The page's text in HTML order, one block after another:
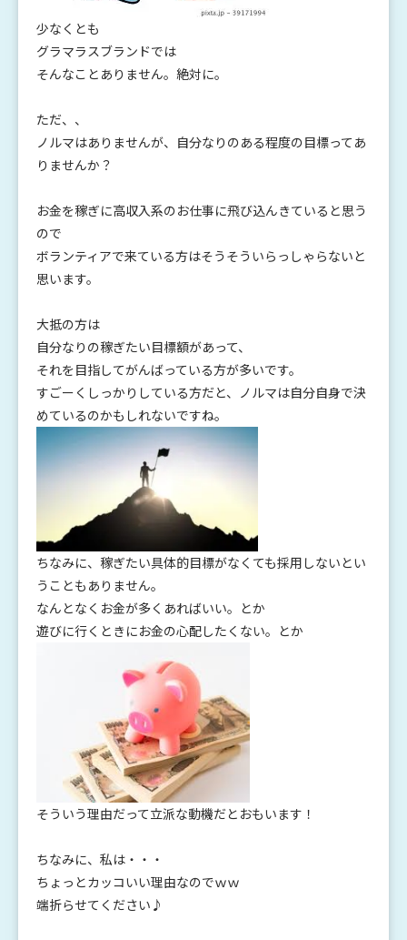
少なくとも
グラマラスブランドでは
そんなことありません。絶対に。
ただ、、
ノルマはありませんが、自分なりのある程度の目標ってあ
りませんか？
お金を稼ぎに高収入系のお仕事に飛び込んきていると思う
ので
ボランティアで来ている方はそうそういらっしゃらないと
思います。
大抵の方は
自分なりの稼ぎたい目標額があって、
それを目指してがんばっている方が多いです。
すごーくしっかりしている方だと、ノルマは自分自身で決
めているのかもしれないですね。
ちなみに、稼ぎたい具体的目標がなくても採用しないとい
うこともありません。
なんとなくお金が多くあればいい。とか
遊びに行くときにお金の心配したくない。とか
そういう理由だって立派な動機だとおもいます！
ちなみに、私は・・・
ちょっとカッコいい理由なのでｗｗ
端折らせてください♪